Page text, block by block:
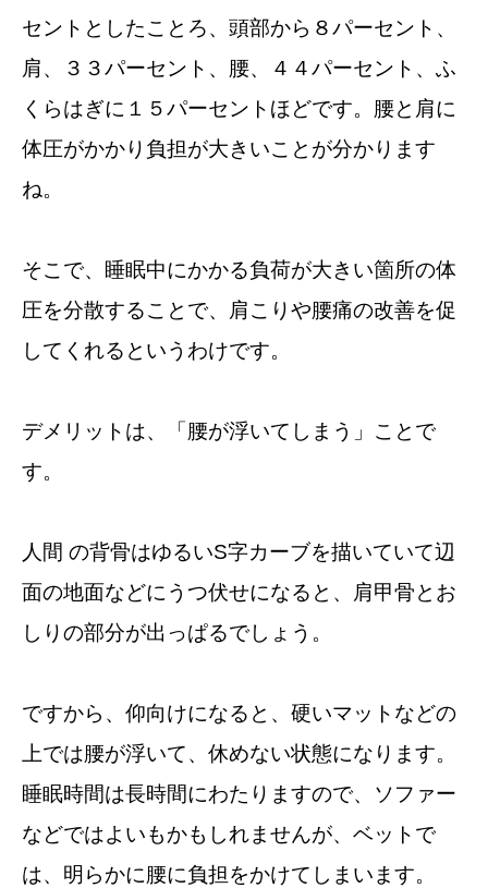
セントとしたことろ、頭部から８パーセント、
肩、３３パーセント、腰、４４パーセント、ふ
くらはぎに１５パーセントほどです。腰と肩に
体圧がかかり負担が大きいことが分かります
ね。
そこで、睡眠中にかかる負荷が大きい箇所の体
圧を分散することで、肩こりや腰痛の改善を促
してくれるというわけです。
デメリットは、「腰が浮いてしまう」ことで
す。
人間 の背骨はゆるいS字カーブを描いていて辺
面の地面などにうつ伏せになると、肩甲骨とお
しりの部分が出っぱるでしょう。
ですから、仰向けになると、硬いマットなどの
上では腰が浮いて、休めない状態になります。
睡眠時間は長時間にわたりますので、ソファー
などではよいもかもしれませんが、ベットで
は、明らかに腰に負担をかけてしまいます。